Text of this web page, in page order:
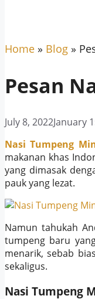
Home » Blog »
Pesan
July 8, 2022January
Nasi Tumpeng
makanan khas
yang dimasak
pauk yang lezat.
Namun tahukah
tumpeng baru
menarik, sebab
sekaligus.
Nasi Tumpeng